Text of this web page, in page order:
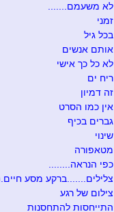
לא משעמם.......
זמני
בכל גיל
אותם אנשים
לא כל כך אישי
ריח ים
זה דמיון
אין כמו הסרט
גברים בכיף
שינוי
מטאפורה
כפי הנראה........
צלילים.......ברקע מסע
צילום של רגע
התייחסות להתחסנות